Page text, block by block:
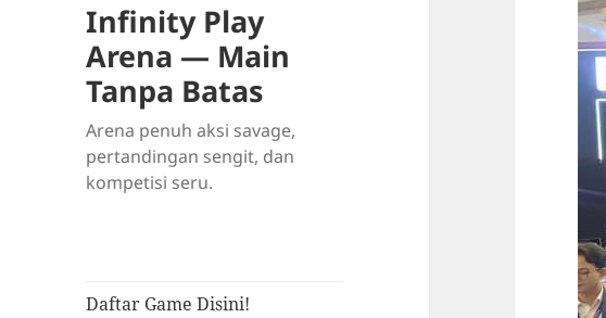
Infinity Play
Arena — Main
Tanpa Batas
Arena penuh aksi savage,
pertandingan sengit, dan
kompetisi seru.
Daftar Game Disini!